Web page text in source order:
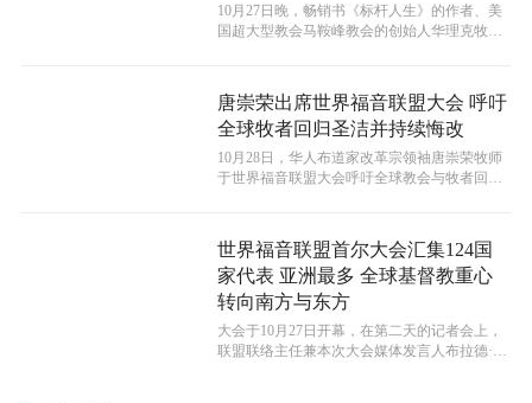
10月27日晚，畅销书《标杆人生》的作者、美
国超大型教会马鞍峰教会的创始人华理克牧师
唐崇荣出席世界福音联盟大会 呼吁
全球牧者回归圣洁并持续悔改
10月28日，华人布道家改革宗领袖唐崇荣牧师
于世界福音联盟大会呼吁全球教会与牧者回归
世界福音联盟首尔大会汇集124国
家代表 亚洲最多 全球基督教重心
转向南方与东方
大会于10月27日开幕，在第二天的记者会上，
联盟联络主任兼本次大会媒体发言人布拉德·史